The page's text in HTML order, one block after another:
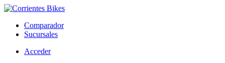
Comparador
Sucursales
Acceder